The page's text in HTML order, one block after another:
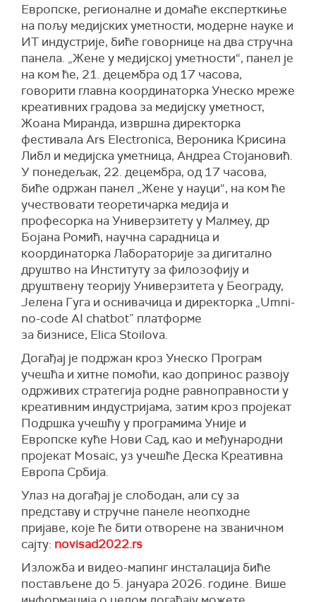
Европске, регионалне и домаће експерткиње
на пољу медијских уметности, модерне науке и
ИТ индустрије, биће говорнице на два стручна
панела. „Жене у медијској уметности“, панел је
на ком ће, 21. децембра од 17 часова,
говорити главна координаторка Унеско мреже
креативних градова за медијску уметност,
Жоана Миранда, извршна директорка
фестивала Ars Electronica, Вероника Крисина
Либл и медијска уметница, Андреа Стојановић.
У понедељак, 22. децембра, од 17 часова,
биће одржан панел „Жене у науци“, на ком ће
учествовати теоретичарка медија и
професорка на Универзитету у Малмеу, др
Бојана Ромић, научна сарадница и
координаторка Лабораторије за дигитално
друштво на Институту за филозофију и
друштвену теорију Универзитета у Београду,
Јелена Гуга и оснивачицa и директорка „Umni-
no-code AI chatbot” платформе
за бизнисе, Elica Stoilova.
Догађај је подржан кроз Унеско Програм
учешћа и хитне помоћи, као допринос развоју
одрживих стратегија родне равноправности у
креативним индустријама, затим кроз пројекат
Подршка учешћу у програмима Уније и
Европске куће Нови Сад, као и међународни
пројекат Mosaic, уз учешће Деска Креативна
Европа Србија.
Улаз на догађај је слободан, али су за
представу и стручне панеле неопходне
пријаве, које ће бити отворене на званичном
сајту: novisad2022.rs
Изложба и видео-мапинг инсталација биће
постављене до 5. јануара 2026. године. Више